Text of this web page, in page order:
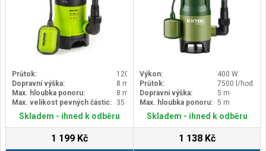
Průtok:
12000 l/hod
Dopravní výška:
8 m
Max. hloubka ponoru:
8 m
Max. velikost pevných částic:
35 mm
Skladem - ihned k odběru
1 199 Kč
Výkon:
400 W
Průtok:
7500 l/hod
Dopravní výška:
5 m
Max. hloubka ponoru: 5 m
Skladem - ihned k odběru
1 138 Kč